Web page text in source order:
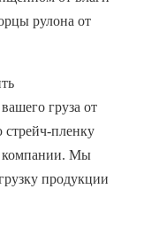
рулона от
груза от
стрейч-пленку
компании. Мы
продукции